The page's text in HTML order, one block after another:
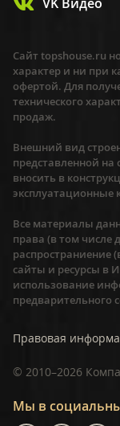
Мы в
Сайт topshouse.ru
характер и ни при
офертой. Для
технического
продаж.
Внешний вид
представленной на
вносить в
эксплуатационные
Все материалы
права (в том числе
распространиение
сайты и ресурсы в
использование
предварительного
Правовая
© 2010–2026